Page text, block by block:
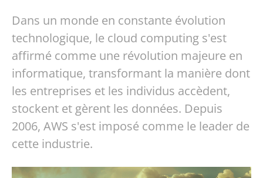
Dans un monde en constante évolution
technologique, le cloud computing s'est
affirmé comme une révolution majeure en
informatique, transformant la manière dont
les entreprises et les individus accèdent,
stockent et gèrent les données. Depuis
2006, AWS s'est imposé comme le leader de
cette industrie.